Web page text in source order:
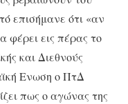
επισήμανε ότι «αν
φέρει εις πέρας το
και Διεθνούς
Ενωση ο ΠτΔ
πως ο αγώνας της